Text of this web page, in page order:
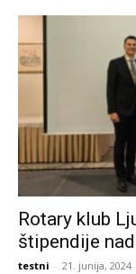
Rotary klub
štipendije
testni - 21. junija, 2024